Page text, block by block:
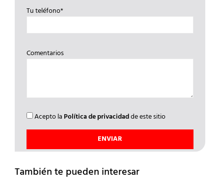
Tu teléfono*
Comentarios
Acepto la Política de privacidadde este sitio
También te pueden interesar